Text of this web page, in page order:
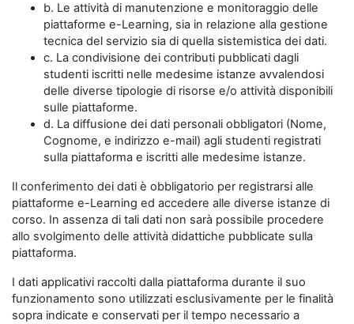
b. Le attività di manutenzione e monitoraggio delle
piattaforme e-Learning, sia in relazione alla gestione
tecnica del servizio sia di quella sistemistica dei dati.
c. La condivisione dei contributi pubblicati dagli
studenti iscritti nelle medesime istanze avvalendosi
delle diverse tipologie di risorse e/o attività disponibili
sulle piattaforme.
d. La diffusione dei dati personali obbligatori (Nome,
Cognome, e indirizzo e-mail) agli studenti registrati
sulla piattaforma e iscritti alle medesime istanze.
Il conferimento dei dati è obbligatorio per registrarsi alle
piattaforme e-Learning ed accedere alle diverse istanze di
corso. In assenza di tali dati non sarà possibile procedere
allo svolgimento delle attività didattiche pubblicate sulla
piattaforma.
I dati applicativi raccolti dalla piattaforma durante il suo
funzionamento sono utilizzati esclusivamente per le finalità
sopra indicate e conservati per il tempo necessario a